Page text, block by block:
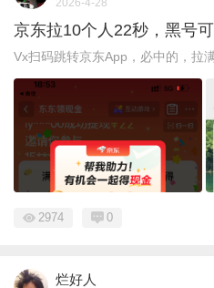
2026-4-28
京东拉10个人22秒，黑号
Vx扫码跳转京东App，必中的，拉
2974 0
烂好人